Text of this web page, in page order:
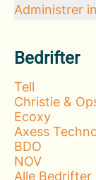
Administrer
Bedrifter
Tell
Christie &
Ecoxy
Axess
BDO
NOV
Alle Bedrifter